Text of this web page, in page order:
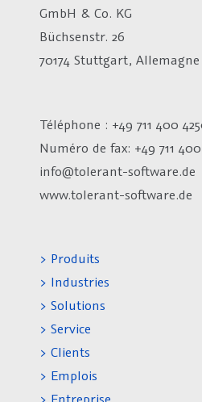
GmbH & Co. KG
Büchsenstr. 26
70174 Stuttgart, Allemagne
Téléphone : +49 711 400
Numéro de fax: +49 711
info@tolerant-software.de
www.tolerant-software.de
> Produits
> Industries
> Solutions
> Service
> Clients
> Emplois